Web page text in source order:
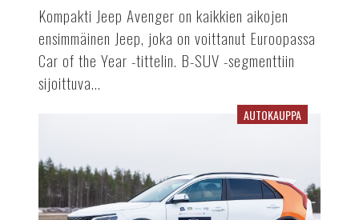
Kompakti Jeep Avenger on kaikkien aikojen
ensimmäinen Jeep, joka on voittanut Euroopassa
Car of the Year -tittelin. B-SUV -segmenttiin
sijoittuva...
Suomessa
2023
on
AUTOKAUPPA